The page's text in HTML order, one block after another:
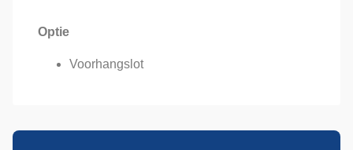
Optie
Voorhangslot